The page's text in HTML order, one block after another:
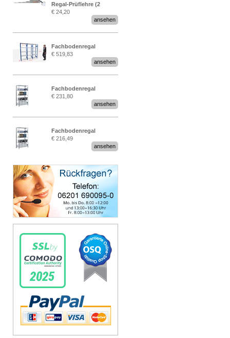
Regal-Prüflehre (2
Stück)
€ 24,20
ansehen
Fachbodenregal
Stecksystem MultiPlus
2,25 Meter breit
€ 519,83
ansehen
Fachbodenregal
Stecksystem MultiPlus
€ 231,80
ansehen
Fachbodenregal
Stecksystem MultiPlus
€ 216,49
ansehen